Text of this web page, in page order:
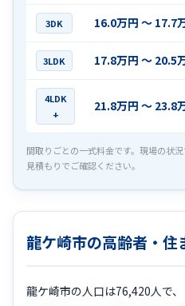
3DK 16.0万円 〜 17.7
3LDK 17.8万円 〜 20.5
4LDK
+
21.8万円 〜 23.8
間取りごとの一式料金です。現場の状
見積もりでご確認ください。
龍ケ崎市の高齢者・住
龍ケ崎市の人口は76,420人で